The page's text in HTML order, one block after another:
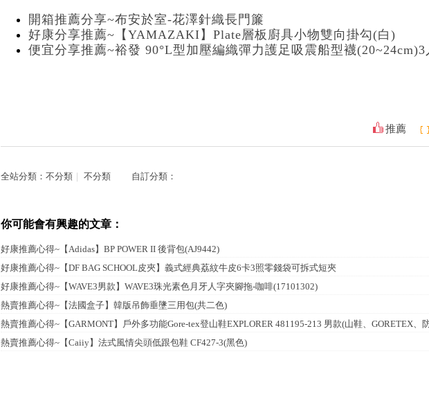
開箱推薦分享~布安於室-花澤針織長門簾
好康分享推薦~【YAMAZAKI】Plate層板廚具小物雙向掛勾(白)
便宜分享推薦~裕發 90°L型加壓編織彈力護足吸震船型襪(20~24cm)3
推薦
全站分類： 不分類 不分類 自訂分類：
你可能會有興趣的文章：
好康推薦心得~【Adidas】BP POWER II 後背包(AJ9442)
好康推薦心得~【DF BAG SCHOOL皮夾】義式經典荔紋牛皮6卡3照零錢袋可拆式短夾
好康推薦心得~【WAVE3男款】WAVE3珠光素色月牙人字夾腳拖-咖啡(17101302)
熱賣推薦心得~【法國盒子】韓版吊飾垂墬三用包(共二色)
熱賣推薦心得~【GARMONT】戶外多功能Gore-tex登山鞋EXPLORER 481195-213 男款(山鞋、GORETEX、
熱賣推薦心得~【Caiiy】法式風情尖頭低跟包鞋 CF427-3(黑色)